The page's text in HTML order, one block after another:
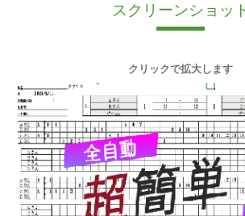
スクリーンショッ
クリックで拡大します